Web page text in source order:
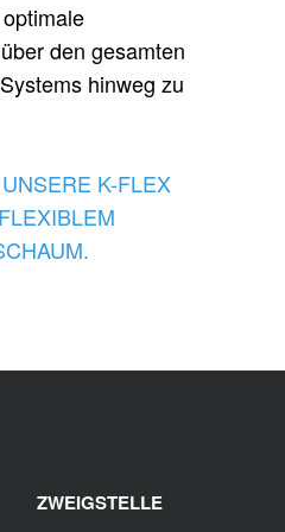
den gesamten
hinweg zu
K-FLEX
ZWEIGSTELLE